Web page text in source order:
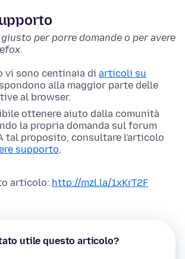
per porre domande o per avere
vi sono centinaia di articoli su
alla maggior parte delle
al browser.
ottenere aiuto dalla comunità
la propria domanda sul forum
tal proposito, consultare l'articolo
supporto.
articolo: http://mzl.la/1xKrT2F
utile questo articolo?